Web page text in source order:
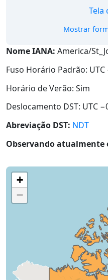
Tela
Mostrar
Nome IANA: America/
Fuso Horário Padrão: UTC
Horário de Verão: Sim
Deslocamento DST: UTC
Abreviação DST: NDT
Observando atualmente
+
−